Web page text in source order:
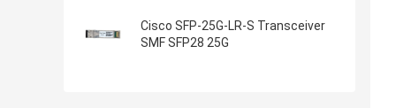
Cisco SFP-25G-LR-S Transceiver
SMF SFP28 25G